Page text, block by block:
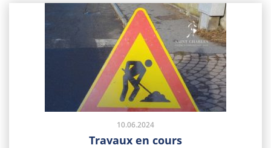
10.06.2024
Travaux en cours